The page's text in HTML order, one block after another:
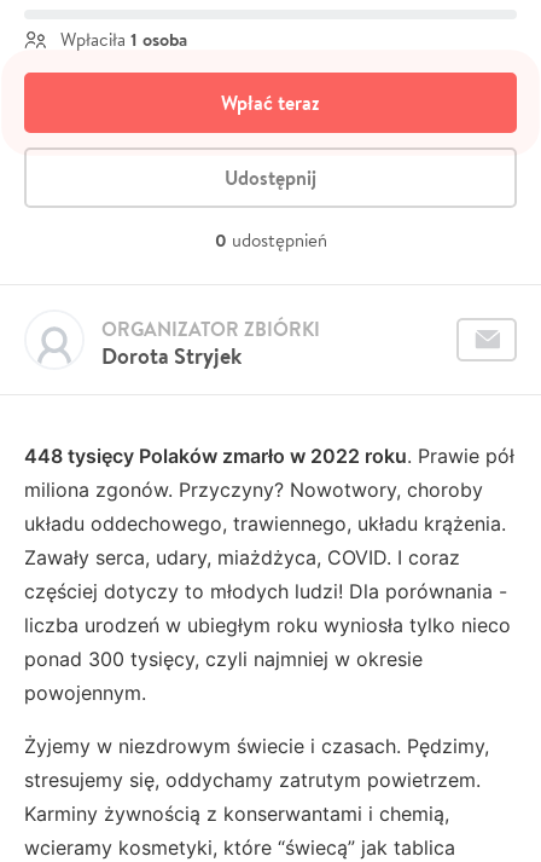
Wpłaciła 1 osoba
Wpłać teraz
Udostępnij
0 udostępnień
Dorota Stryjek
ORGANIZATOR ZBIÓRKI
448 tysięcy Polaków zmarło w 2022 roku. Prawie pół
miliona zgonów. Przyczyny? Nowotwory, choroby
układu oddechowego, trawiennego, układu krążenia.
Zawały serca, udary, miażdżyca, COVID. I coraz
częściej dotyczy to młodych ludzi! Dla porównania -
liczba urodzeń w ubiegłym roku wyniosła tylko nieco
ponad 300 tysięcy, czyli najmniej w okresie
powojennym.
Żyjemy w niezdrowym świecie i czasach. Pędzimy,
stresujemy się, oddychamy zatrutym powietrzem.
Karminy żywnością z konserwantami i chemią,
wcieramy kosmetyki, które “świecą” jak tablica